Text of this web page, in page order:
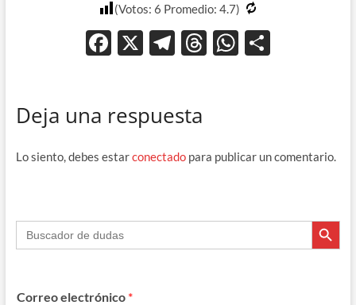
(Votos: 6 Promedio: 4.7)
F
b
o
X T
gr
m
T
ds
W
p
ti
Deja una respuesta
Lo siento, debes estarconectadopara publicar un comentario.
Buscar: Botón de
Correo electrónico *